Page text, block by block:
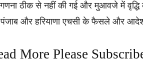
ठीक से नहीं की गई और मुआवजे में
पंजाब और हरियाणा एचसी के फैसले और
More Please